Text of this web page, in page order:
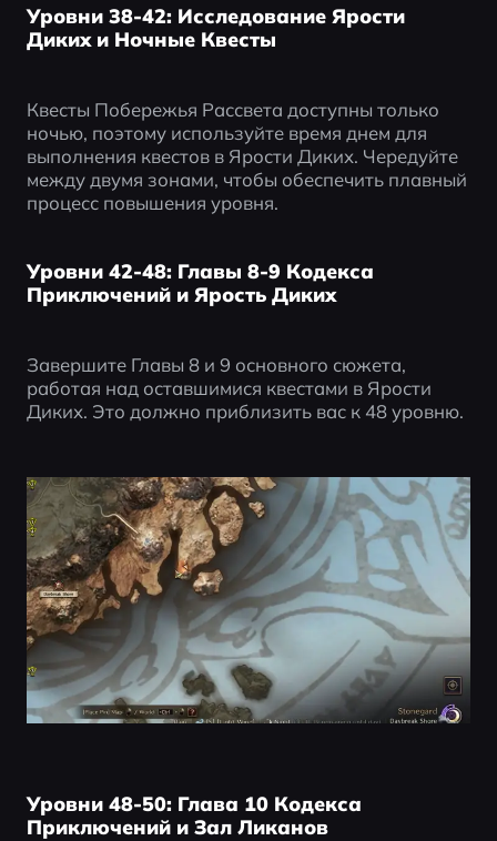
Уровни 38-42: Исследование Ярости
Диких и Ночные Квесты
Квесты Побережья Рассвета доступны только
ночью, поэтому используйте время днем для
выполнения квестов в Ярости Диких. Чередуйте
между двумя зонами, чтобы обеспечить плавный
процесс повышения уровня.
Уровни 42-48: Главы 8-9 Кодекса
Приключений и Ярость Диких
Завершите Главы 8 и 9 основного сюжета,
работая над оставшимися квестами в Ярости
Диких. Это должно приблизить вас к 48 уровню.
Уровни 48-50: Глава 10 Кодекса
Приключений и Зал Ликанов